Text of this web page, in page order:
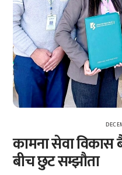
कामना सेवा
बीच छुट सम्झौता